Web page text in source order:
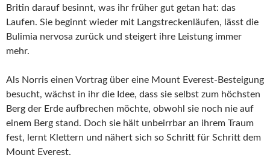
Britin darauf besinnt, was ihr früher gut getan hat: das
Laufen. Sie beginnt wieder mit Langstreckenläufen, lässt die
Bulimia nervosa zurück und steigert ihre Leistung immer
mehr.
Als Norris einen Vortrag über eine Mount Everest-Besteigung
besucht, wächst in ihr die Idee, dass sie selbst zum höchsten
Berg der Erde aufbrechen möchte, obwohl sie noch nie auf
einem Berg stand. Doch sie hält unbeirrbar an ihrem Traum
fest, lernt Klettern und nähert sich so Schritt für Schritt dem
Mount Everest.